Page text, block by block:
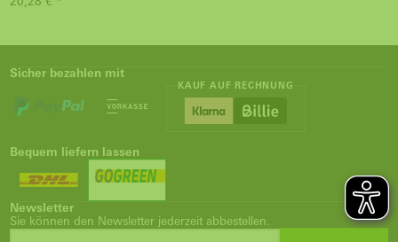
Sicher bezahlen mit
KAUF AUF RECHNUNG
Bequem liefern lassen
Newsletter
Sie können den Newsletter jederzeit abbestellen.